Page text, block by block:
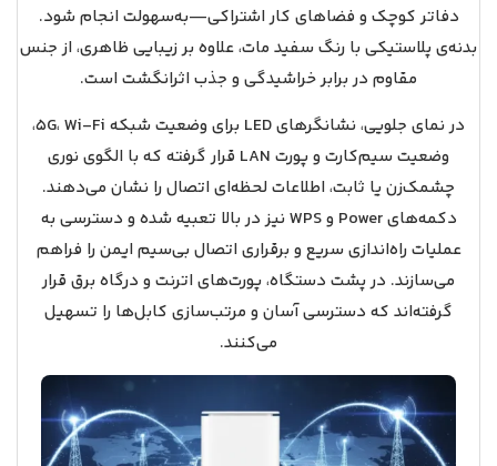
دفاتر کوچک و فضاهای کار اشتراکی—به‌سهولت انجام شود.
بدنه‌ی پلاستیکی با رنگ سفید مات، علاوه بر زیبایی ظاهری، از جنس
مقاوم در برابر خراشیدگی و جذب اثرانگشت است.
در نمای جلویی، نشانگرهای LED برای وضعیت شبکه 5G، Wi‑Fi،
وضعیت سیم‌کارت و پورت LAN قرار گرفته که با الگوی نوری
چشمک‌زن یا ثابت، اطلاعات لحظه‌ای اتصال را نشان می‌دهند.
دکمه‌های Power و WPS نیز در بالا تعبیه شده و دسترسی به
عملیات راه‌اندازی سریع و برقراری اتصال بی‌سیم ایمن را فراهم
می‌سازند. در پشت دستگاه، پورت‌های اترنت و درگاه برق قرار
گرفته‌اند که دسترسی آسان و مرتب‌سازی کابل‌ها را تسهیل
می‌کنند.